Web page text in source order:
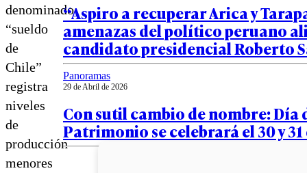
denominado
“sueldo
de
Chile”
registra
niveles
de
producción
menores
“Aspiro a recuperar Arica y
amenazas del político peruano
candidato presidencial Roberto
Panoramas
29 de Abril de 2026
Con sutil cambio de nombre: Día
Patrimonio se celebrará el 30 y 31